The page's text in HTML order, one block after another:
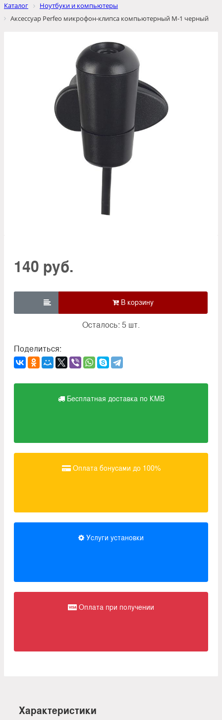
Каталог
Ноутбуки и компьютеры
Аксессуар Perfeo микрофон-клипса компьютерный M-1 черный
140 руб.

Осталось: 5 шт.
Поделиться:
Бесплатная доставка по КМВ
Оплата бонусами до 100%
Услуги установки
Оплата при получении
Характеристики